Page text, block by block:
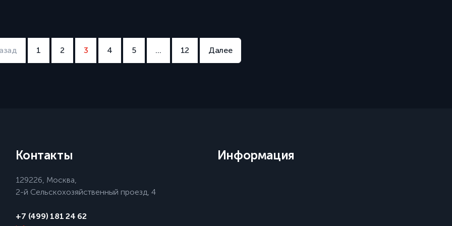
1 2 3 4 5 … 12 Далее
Контакты
129226, Москва,
2-й Сельскохозяйственный проезд, 4
+7 (499) 181 24 62
Информация